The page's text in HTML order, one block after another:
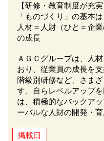
【研修・教育制度が充実
「ものづくり」の基本
人材＝人財（ひと＝企
の成長
ＡＧＣグループは、人
おり、従業員の成長を
階級別研修など、さま
す。自らレベルアップ
は、積極的なバックア
ーバルな人財の開発・
掲載日